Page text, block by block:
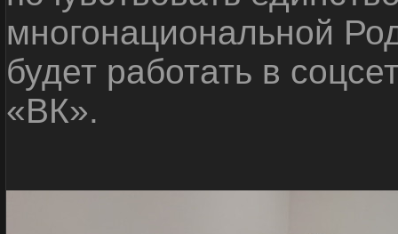
многонациональной
будет работать в
«ВК».